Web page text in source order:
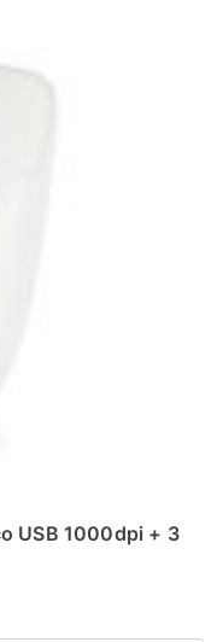
USB 1000dpi + 3